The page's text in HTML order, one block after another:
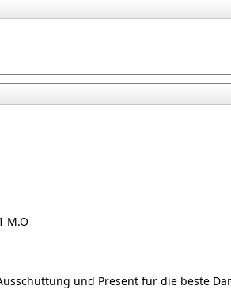
M.O
und Present für die beste